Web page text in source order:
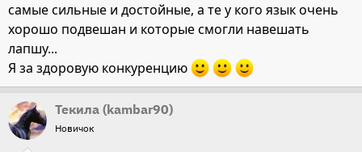
самые сильные и достойные, а те у кого язык очень
хорошо подвешан и которые смогли навешать
лапшу...
Я за здоровую конкуренцию
Текила (kambar90)
Новичок